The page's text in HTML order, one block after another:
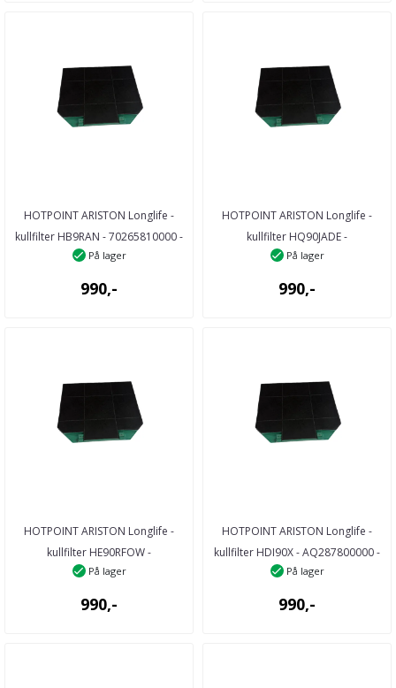
HOTPOINT ARISTON Longlife -
kullfilter HB9RAN - 70265810000 -
26581 ...
På lager
990,-
HOTPOINT ARISTON Longlife -
kullfilter HQ90JADE -
AQ285070000 - 28507 ...
På lager
990,-
HOTPOINT ARISTON Longlife -
kullfilter HE90RFOW -
70265770000 - 26577 ...
På lager
990,-
HOTPOINT ARISTON Longlife -
kullfilter HDI90X - AQ287800000 -
28780 ...
På lager
990,-